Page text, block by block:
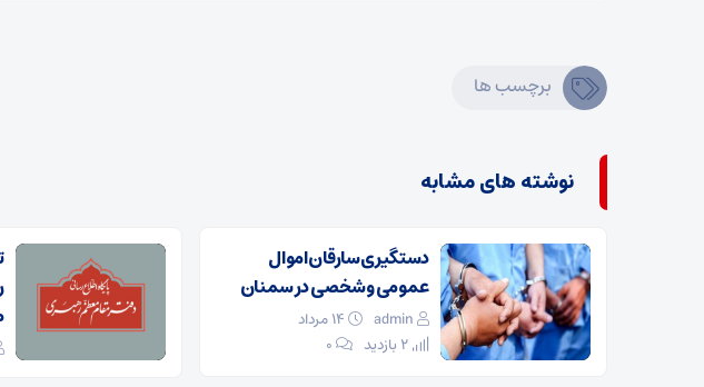
برچسب ها
نوشته های مشابه
دستگیری سارقان اموال
عمومی و شخصی در سمنان
admin
۰